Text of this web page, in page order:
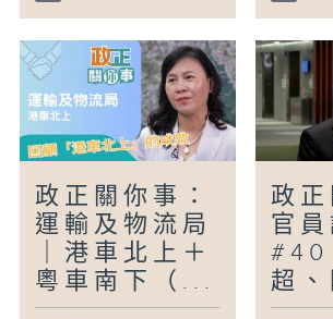
政正關你事：
運輸及物流局
｜港車北上＋
粵車南下（...
政
官
#40
超、